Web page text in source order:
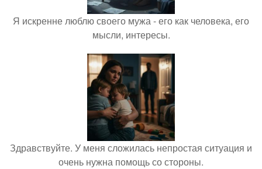
Я искренне люблю своего мужа - его как человека, его
мысли, интересы.
Здравствуйте. У меня сложилась непростая ситуация и
очень нужна помощь со стороны.